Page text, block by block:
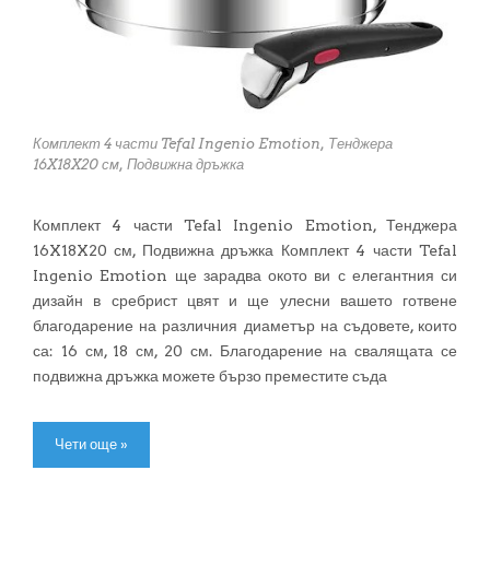
Комплект 4 части Tefal Ingenio Emotion, Тенджера
16X18X20 см, Подвижна дръжка
Комплект 4 части Tefal Ingenio Emotion, Тенджера
16X18X20 см, Подвижна дръжка Комплект 4 части Tefal
Ingenio Emotion ще зарадва окото ви с елегантния си
дизайн в сребрист цвят и ще улесни вашето готвене
благодарение на различния диаметър на съдовете, които
са: 16 см, 18 см, 20 см. Благодарение на свалящата се
подвижна дръжка можете бързо преместите съда
Чети още »